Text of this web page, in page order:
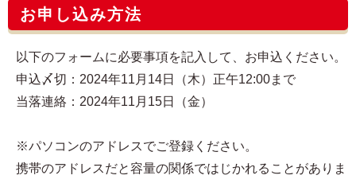
お申し込み方法
以下のフォームに必要事項を記入して、お申込ください。
申込〆切：2024年11月14日（木）正午12:00まで
当落連絡：2024年11月15日（金）
※パソコンのアドレスでご登録ください。
携帯のアドレスだと容量の関係ではじかれることがありま